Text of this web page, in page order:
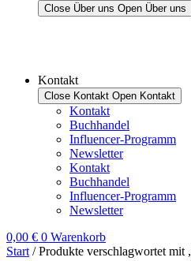
Close Über uns Open Über uns
Kontakt
Close Kontakt Open Kontakt
Kontakt
Buchhandel
Influencer-Programm
Newsletter
Kontakt
Buchhandel
Influencer-Programm
Newsletter
0,00 € 0 Warenkorb
Start / Produkte verschlagwortet mit